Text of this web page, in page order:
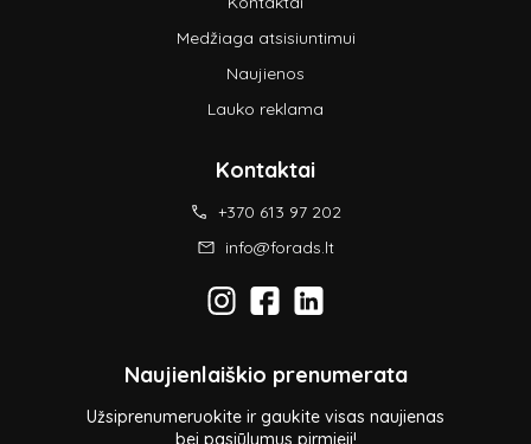
Medžiaga atsisiuntimui
Naujienos
Lauko reklama
Kontaktai
+370 613 97 202
info@forads.lt
Naujienlaiškio prenumerata
Užsiprenumeruokite ir gaukite visas naujienas
bei pasiūlymus pirmieji!